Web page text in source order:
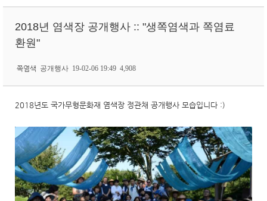
2018년 염색장 공개행사 :: "생쪽염색과 쪽염료
환원"
쪽염색 공개행사 19-02-06 19:49 4,908
2018년도 국가무형문화재 염색장 정관채 공개행사 모습입니다 :)